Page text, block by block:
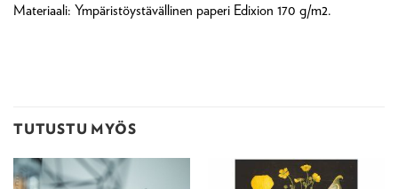
Materiaali: Ympäristöystävällinen paperi Edixion 170 g/m2.
TUTUSTU MYÖS